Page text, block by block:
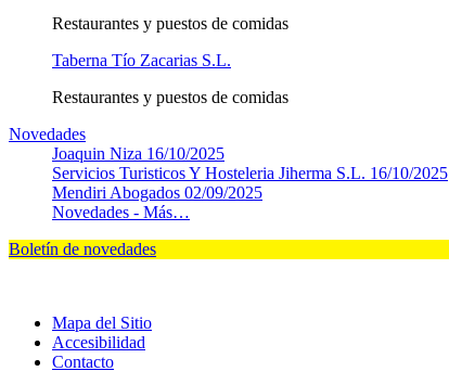
Restaurantes y puestos de comidas
Taberna Tío Zacarias S.L.
Restaurantes y puestos de comidas
Novedades
Joaquin Niza 16/10/2025
Servicios Turisticos Y Hosteleria Jiherma S.L. 16/10/2025
Mendiri Abogados 02/09/2025
Novedades - Más…
Boletín de novedades
Mapa del Sitio
Accesibilidad
Contacto